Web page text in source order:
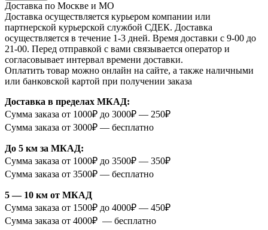
Доставка по Москве и МО
Доставка осуществляется курьером компании или
партнерской курьерской службой СДЕК. Доставка
осуществляется в течение 1-3 дней. Время доставки с 9-00 до
21-00. Перед отправкой с вами связывается оператор и
согласовывает интервал времени доставки.
Оплатить товар можно онлайн на сайте, а также наличными
или банковской картой при получении заказа
Доставка в пределах МКАД:
Сумма заказа от 1000₽ до 3000₽ — 250₽
Сумма заказа от 3000₽ — бесплатно
До 5 км за МКАД:
Сумма заказа от 1000₽ до 3500₽ — 350₽
Сумма заказа от 3500₽ — бесплатно
5 — 10 км от МКАД
Сумма заказа от 1500₽ до 4000₽ — 450₽
Сумма заказа от 4000₽ — бесплатно